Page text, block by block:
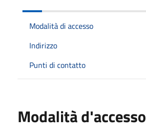
Modalità di accesso
Indirizzo
Punti di contatto
Modalità d'accesso